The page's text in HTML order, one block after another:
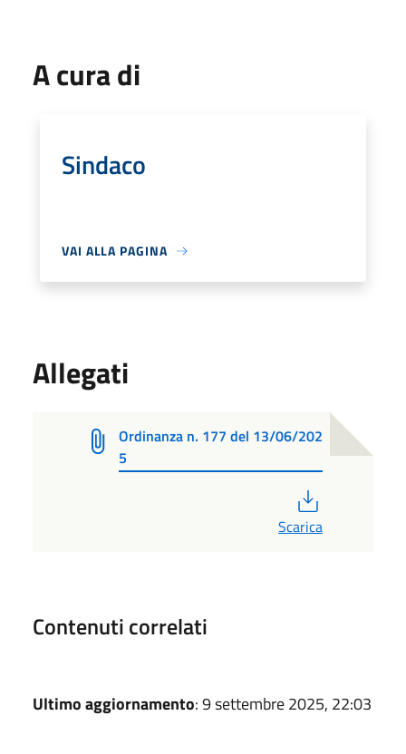
A cura di
Sindaco
VAI ALLA PAGINA
Allegati
Ordinanza n. 177 del 13/06/202
5
Scarica
Contenuti correlati
Ultimo aggiornamento: 9 settembre 2025, 22:03